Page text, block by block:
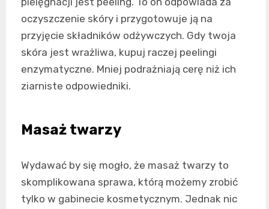
oczyszczenie skóry i przygotowuje ją na
przyjęcie składników odżywczych. Gdy twoja
skóra jest wrażliwa, kupuj raczej peelingi
enzymatyczne. Mniej podrażniają cerę niż ich
ziarniste odpowiedniki.
Masaż twarzy
Wydawać by się mogło, że masaż twarzy to
skomplikowana sprawa, którą możemy zrobić
tylko w gabinecie kosmetycznym. Jednak nic